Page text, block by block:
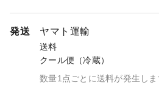
発送 ヤマト運輸
送料
クール便（冷蔵）
数量1点ごとに送料が発生しま